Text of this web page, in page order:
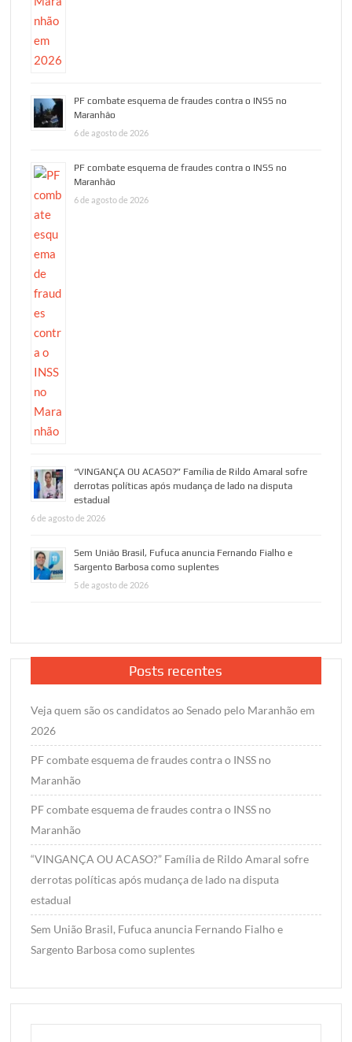
PF combate esquema de fraudes contra o INSS no
Maranhão
6 de agosto de 2026
PF combate esquema de fraudes contra o INSS no
Maranhão
6 de agosto de 2026
“VINGANÇA OU ACASO?” Família de Rildo Amaral sofre
derrotas políticas após mudança de lado na disputa
estadual
6 de agosto de 2026
Sem União Brasil, Fufuca anuncia Fernando Fialho e
Sargento Barbosa como suplentes
5 de agosto de 2026
Posts recentes
Veja quem são os candidatos ao Senado pelo Maranhão em
2026
PF combate esquema de fraudes contra o INSS no
Maranhão
PF combate esquema de fraudes contra o INSS no
Maranhão
“VINGANÇA OU ACASO?” Família de Rildo Amaral sofre
derrotas políticas após mudança de lado na disputa
estadual
Sem União Brasil, Fufuca anuncia Fernando Fialho e
Sargento Barbosa como suplentes